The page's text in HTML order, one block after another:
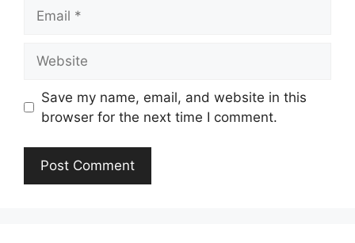
Save my name, email, and website in this
browser for the next time I comment.